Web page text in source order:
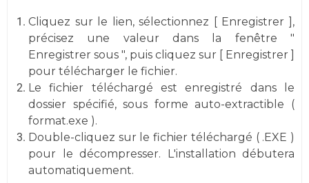
Cliquez sur le lien, sélectionnez [ Enregistrer ],
précisez une valeur dans la fenêtre "
Enregistrer sous ", puis cliquez sur [ Enregistrer ]
pour télécharger le fichier.
Le fichier téléchargé est enregistré dans le
dossier spécifié, sous forme auto-extractible (
format.exe ).
Double-cliquez sur le fichier téléchargé ( .EXE )
pour le décompresser. L'installation débutera
automatiquement.